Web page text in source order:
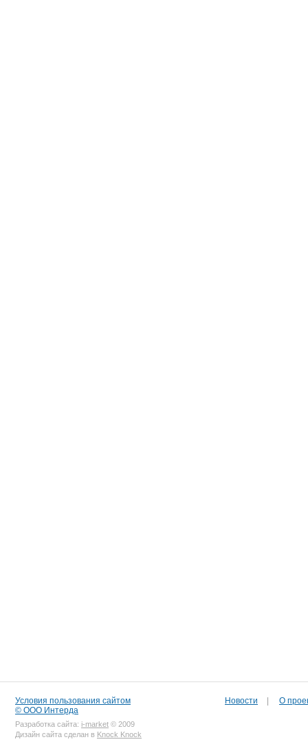
Условия пользования сайтом
© ООО Интерда
Разработка сайта: i-market © 2009
Дизайн сайта сделан в Knock Knock
Новости О